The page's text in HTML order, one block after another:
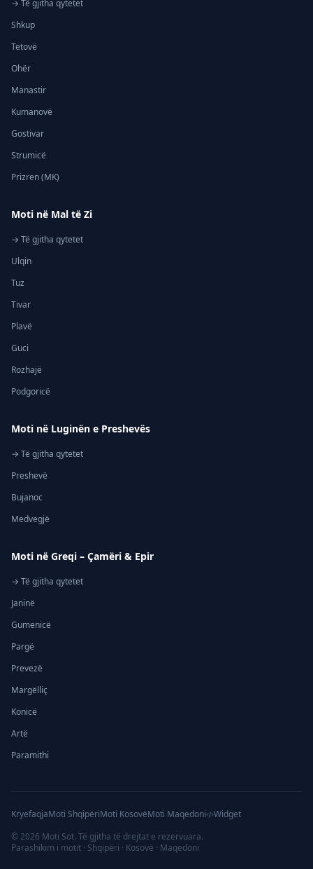
→ Të gjitha qytetet
Shkup
Tetovë
Ohër
Manastir
Kumanovë
Gostivar
Strumicë
Prizren (MK)
Moti në Mal të Zi
→ Të gjitha qytetet
Ulqin
Tuz
Tivar
Plavë
Guci
Rozhajë
Podgoricë
Moti në Luginën e Preshevës
→ Të gjitha qytetet
Preshevë
Bujanoc
Medvegjë
Moti në Greqi – Çamëri & Epir
→ Të gjitha qytetet
Janinë
Gumenicë
Pargë
Prevezë
Margëlliç
Konicë
Artë
Paramithi
KryefaqjaMoti ShqipëriMoti KosovëMoti Maqedoni
Widget
© 2026 Moti Sot. Të gjitha të drejtat e rezervuara.
Parashikim i motit · Shqipëri · Kosovë · Maqedoni